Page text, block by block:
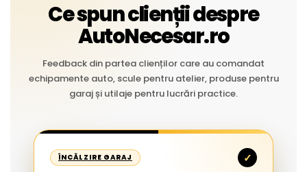
Ce spun clienții despre
AutoNecesar.ro
Feedback din partea clienților care au comandat
echipamente auto, scule pentru atelier, produse pentru
garaj și utilaje pentru lucrări practice.
ÎNCĂLZIRE GARAJ ✓